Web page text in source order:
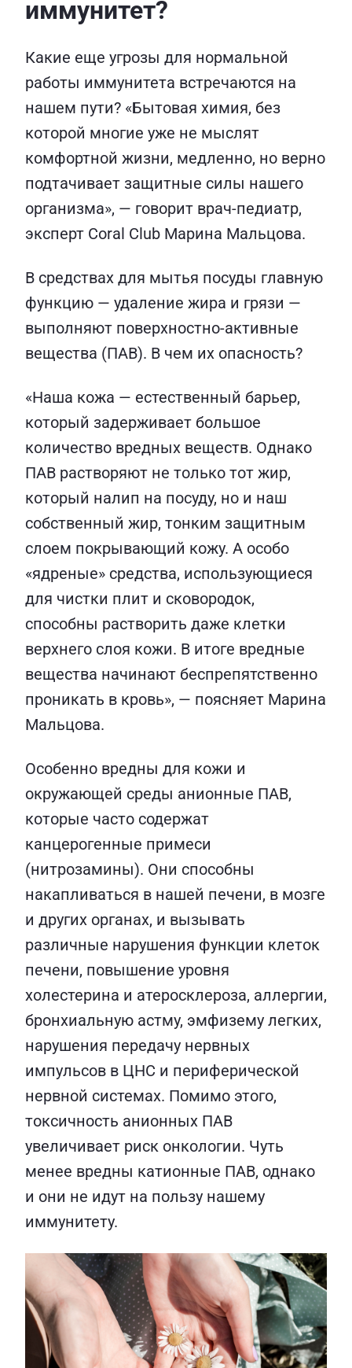
иммунитет?
Какие еще угрозы для нормальной
работы иммунитета встречаются на
нашем пути? «Бытовая химия, без
которой многие уже не мыслят
комфортной жизни, медленно, но верно
подтачивает защитные силы нашего
организма», — говорит врач-педиатр,
эксперт Coral Club Марина Мальцова.
В средствах для мытья посуды главную
функцию — удаление жира и грязи —
выполняют поверхностно-активные
вещества (ПАВ). В чем их опасность?
«Наша кожа — естественный барьер,
который задерживает большое
количество вредных веществ. Однако
ПАВ растворяют не только тот жир,
который налип на посуду, но и наш
собственный жир, тонким защитным
слоем покрывающий кожу. А особо
«ядреные» средства, использующиеся
для чистки плит и сковородок,
способны растворить даже клетки
верхнего слоя кожи. В итоге вредные
вещества начинают беспрепятственно
проникать в кровь», — поясняет Марина
Мальцова.
Особенно вредны для кожи и
окружающей среды анионные ПАВ,
которые часто содержат
канцерогенные примеси
(нитрозамины). Они способны
накапливаться в нашей печени, в мозге
и других органах, и вызывать
различные нарушения функции клеток
печени, повышение уровня
холестерина и атеросклероза, аллергии,
бронхиальную астму, эмфизему легких,
нарушения передачу нервных
импульсов в ЦНС и периферической
нервной системах. Помимо этого,
токсичность анионных ПАВ
увеличивает риск онкологии. Чуть
менее вредны катионные ПАВ, однако
и они не идут на пользу нашему
иммунитету.